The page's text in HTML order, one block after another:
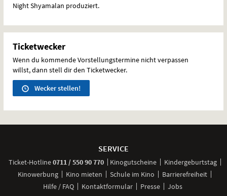
Night Shyamalan produziert.
Ticketwecker
Wenn du kommende Vorstellungstermine nicht verpassen
willst, dann stell dir den Ticketwecker.
Wecker stellen!
SERVICE
Ticket-Hotline0711 / 550 90 770anrufen
Kinogutscheine
Kindergeburtstag
Kinowerbung
Kino mieten Schule im Kino
Barrierefreiheit
Hilfe / FAQ
Kontaktformular Presse Jobs